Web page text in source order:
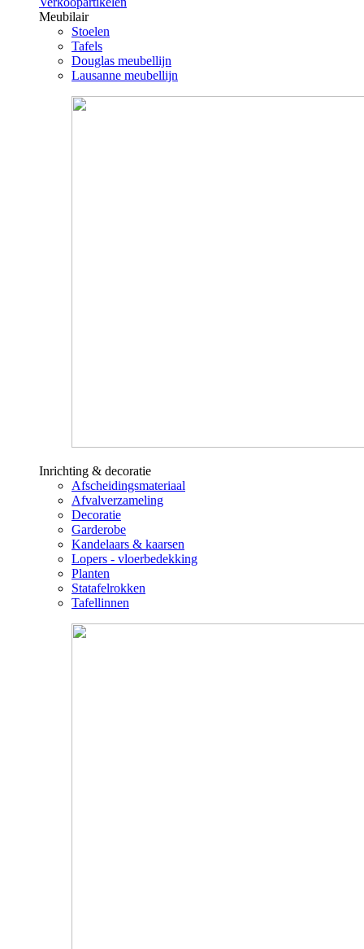
Meubilair
Stoelen
Tafels
Douglas meubellijn
Lausanne meubellijn
Inrichting & decoratie
Afscheidingsmateriaal
Afvalverzameling
Decoratie
Garderobe
Kandelaars & kaarsen
Lopers - vloerbedekking
Planten
Statafelrokken
Tafellinnen